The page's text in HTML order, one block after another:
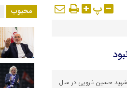
پ
شهید حسین نارویی در سال
محبوب